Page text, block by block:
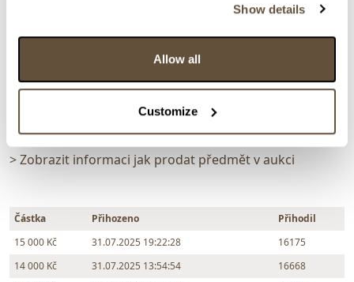
Show details
Allow all
Customize
3 000 Kč
Zpět na aukční výsledky
Chcete prodat podobný předmět?
> Zobrazit informaci jak prodat předmět v aukci
Částka Přihozeno
Přihodil
15 000 Kč
31.07.2025 19:22:28
16175
14 000 Kč
31.07.2025 13:54:54
16668